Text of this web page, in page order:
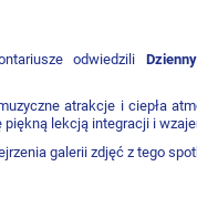
odwiedzili
atrakcje i ciepła
piękną lekcją integracji i
galerii zdjęć z tego